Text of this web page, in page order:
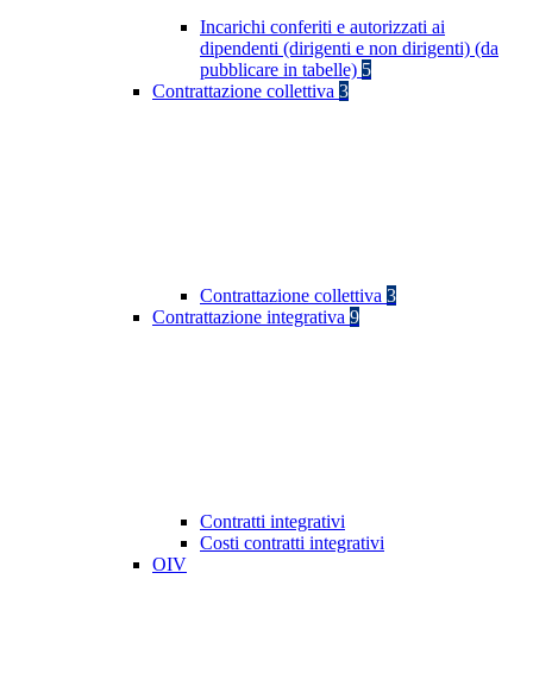
Incarichi conferiti e autorizzati ai
dipendenti (dirigenti e non dirigenti) (da
pubblicare in tabelle) 5
Contrattazione collettiva 3
Contrattazione collettiva 3
Contrattazione integrativa 9
Contratti integrativi
Costi contratti integrativi
OIV